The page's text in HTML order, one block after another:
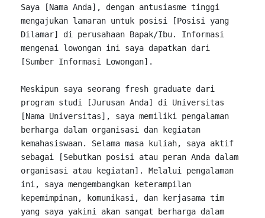
Saya [Nama Anda], dengan antusiasme tinggi
Dilamar] di perusahaan Bapak/Ibu. Informasi
mengenai lowongan ini saya dapatkan dari
[Sumber Informasi Lowongan].
Meskipun saya seorang fresh graduate dari
program studi [Jurusan Anda] di Universitas
berharga dalam organisasi dan kegiatan
sebagai
[Sebutkan posisi atau peran Anda
organisasi atau kegiatan]. Melalui pengalaman
ini, saya mengembangkan keterampilan
kepemimpinan, komunikasi, dan kerjasama tim
yang saya yakini akan sangat
berharga dalam